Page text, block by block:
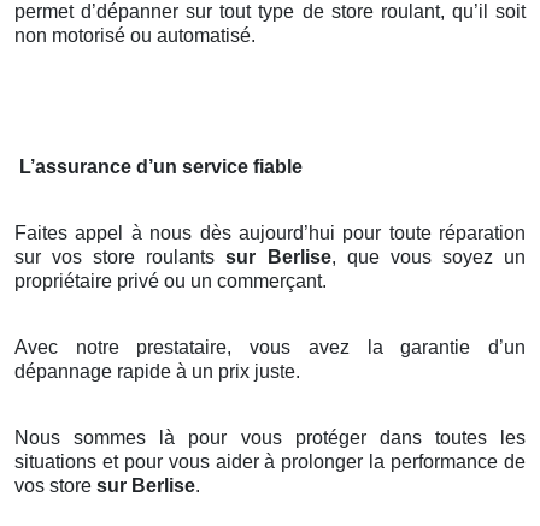
permet d’dépanner sur tout type de store roulant, qu’il soit
non motorisé ou automatisé.
L’assurance d’un service fiable
Faites appel à nous dès aujourd’hui pour toute réparation
sur vos store roulantssur Berlise, que vous soyez un
propriétaire privé ou un commerçant.
Avec notre prestataire, vous avez la garantie d’un
dépannage rapide à un prix juste.
Nous sommes là pour vous protéger dans toutes les
situations et pour vous aider à prolonger la performance de
vos store sur Berlise.